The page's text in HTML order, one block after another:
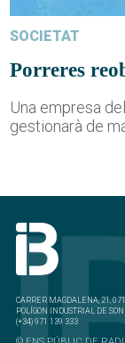
SOCIETAT
Porreres
Una empresa
gestionarà de
CARRER MAGDALENA, 21,
POLÍGON INDUSTRIAL DE
(+34) 971 139 333